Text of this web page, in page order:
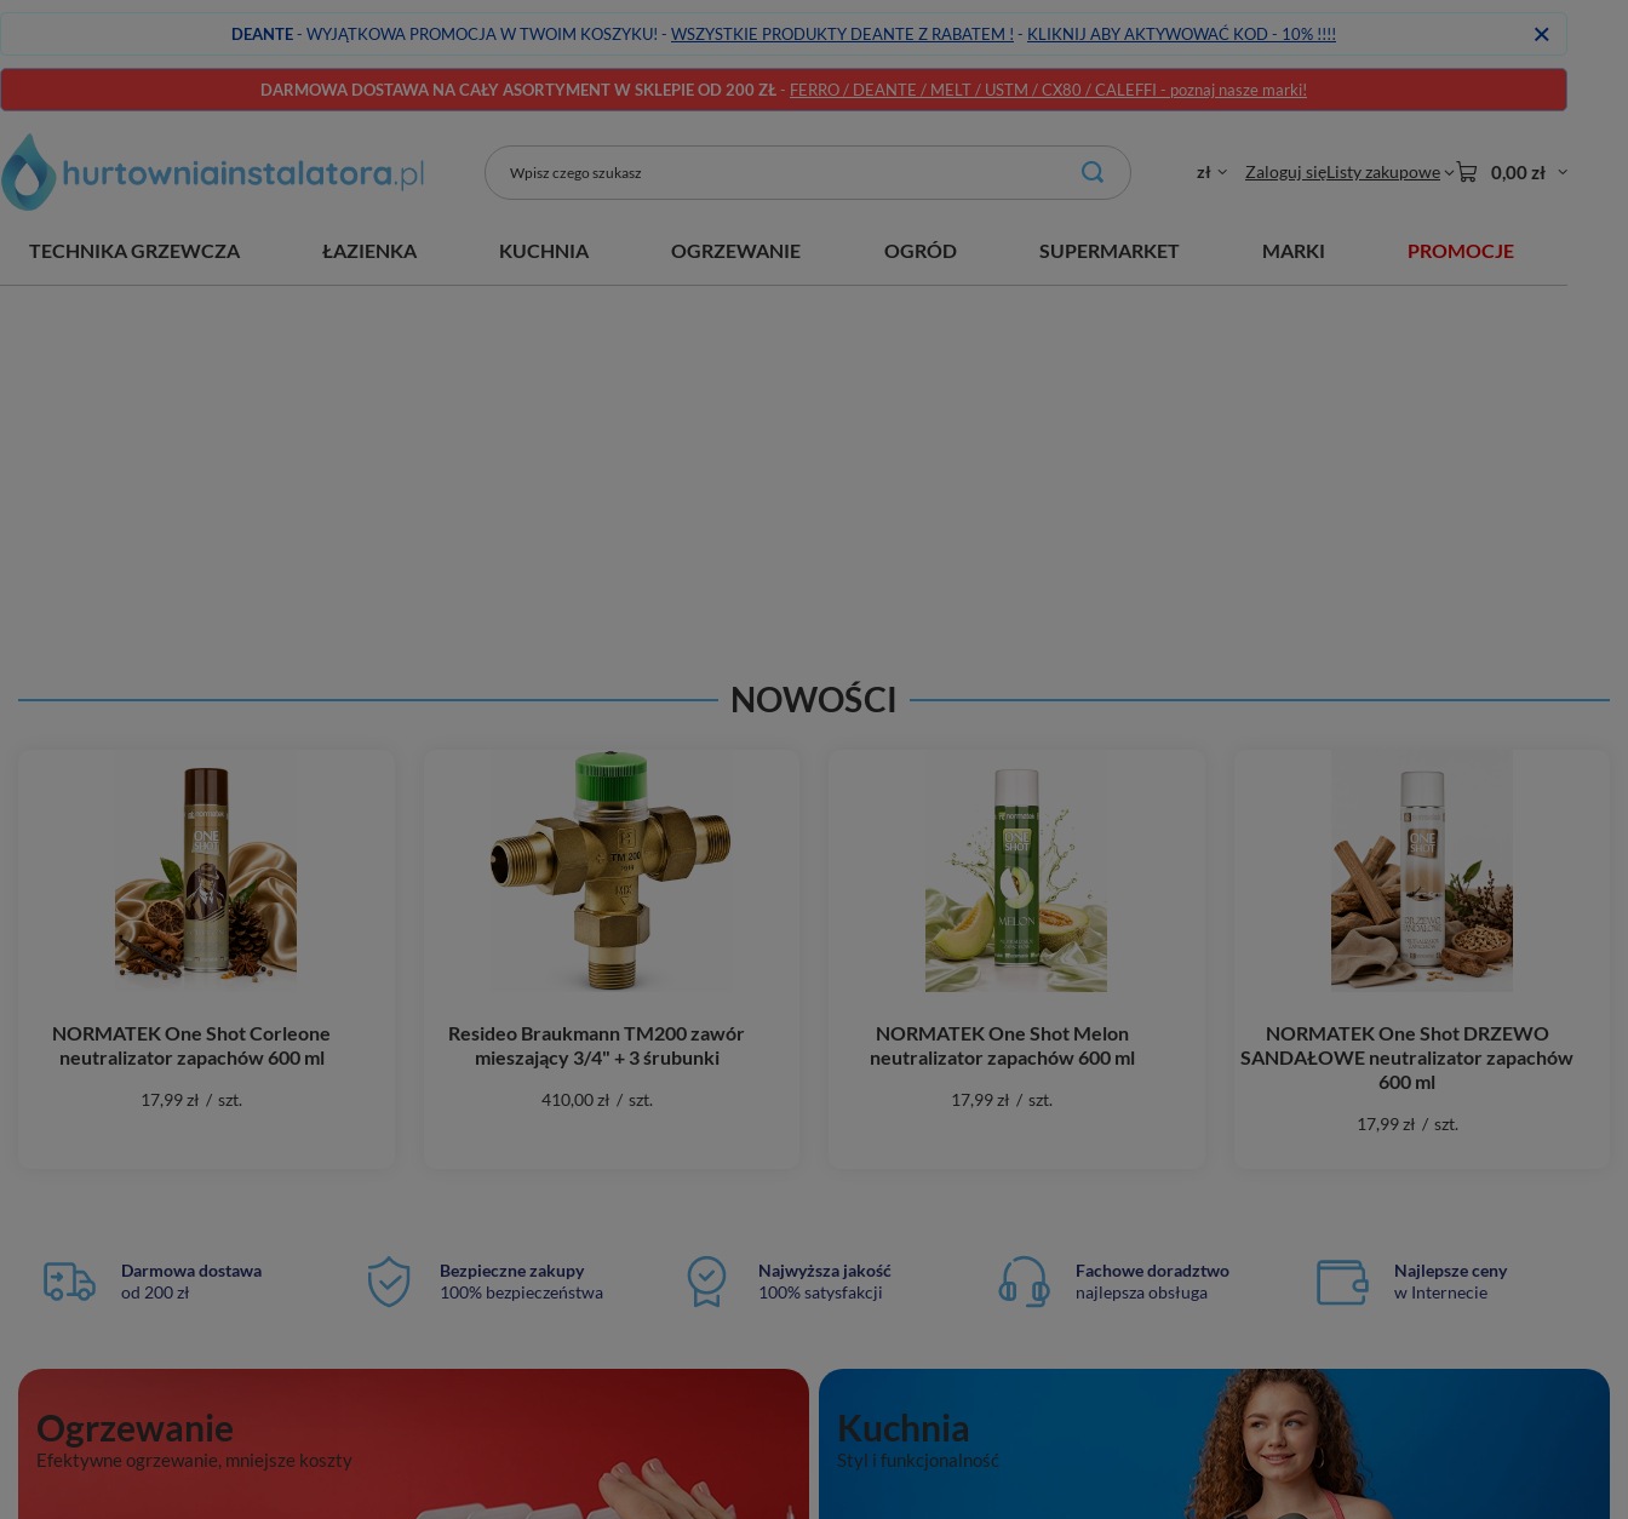
DEANTE- WYJĄTKOWA PROMOCJA W TWOIM KOSZYKU! - WSZYSTKIE PRODUKTY DEANTE Z RABATEM ! - KLIKNIJ ABY AKTYWOWAĆ KOD - 10% !!!!
DARMOWA DOSTAWA NA CAŁY ASORTYMENT W SKLEPIE OD 200 ZŁ- FERRO / DEANTE / MELT / USTM / CX80 / CALEFFI - poznaj nasze marki!
zł Zaloguj sięListy zakupowe 0,00 zł
TECHNIKA GRZEWCZA ŁAZIENKA KUCHNIA OGRZEWANIE OGRÓD SUPERMARKET MARKI PROMOCJE
NOWOŚCI
NORMATEK One Shot Corleone
neutralizator zapachów 600 ml
17,99 zł / szt.
Resideo Braukmann TM200 zawór
mieszający 3/4" + 3 śrubunki
410,00 zł / szt.
NORMATEK One Shot Melon
neutralizator zapachów 600 ml
17,99 zł / szt.
NORMATEK One Shot DRZEWO
SANDAŁOWE neutralizator zapachów
600 ml
17,99 zł / szt.
Darmowa dostawa
od 200 zł
Bezpieczne zakupy
100% bezpieczeństwa
Najwyższa jakość
100% satysfakcji
Fachowe doradztwo
najlepsza obsługa
Najlepsze ceny
w Internecie
Ogrzewanie
Efektywne ogrzewanie, mniejsze koszty
Kuchnia
Styl i funkcjonalność